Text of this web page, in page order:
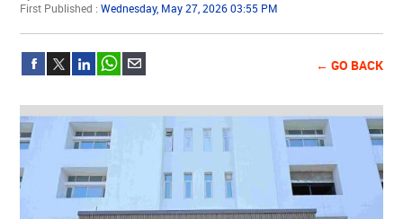
First Published :Wednesday, May 27, 2026 03:55 PM
← GO BACK